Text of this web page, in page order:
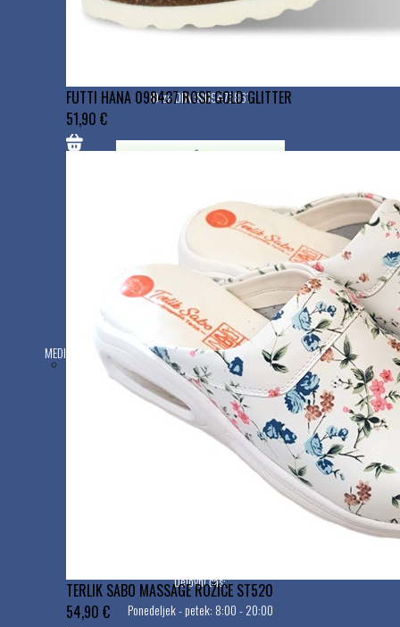
FUTTI HANA 098437 ROSE GOLD GLITTER
51,90 €
TERLIK SABO MASSAGE ROŽICE ST520
54,90 €
MEDIPLUS d.o.o.
Zaloška cesta 40
ID za DDV:SI69476861
Trgovine
MEDIPLUS - TRGOVINA Z MEDICINSKIMI IN ORTOPEDSKIMI PRIPOMOČKI
Zaloška cesta 40, 1000 Ljubljana
Delovni čas:
Ponedeljek - petek: 9:00 - 17:00
Sobota, nedelja, prazniki: zaprto
Delovni čas:
Ponedeljek - petek: 8:00 - 20:00